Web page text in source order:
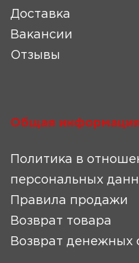
Доставка
Вакансии
Отзывы
Общая
Политика в
персональных
Правила продажи
Возврат товара
Возврат денежных